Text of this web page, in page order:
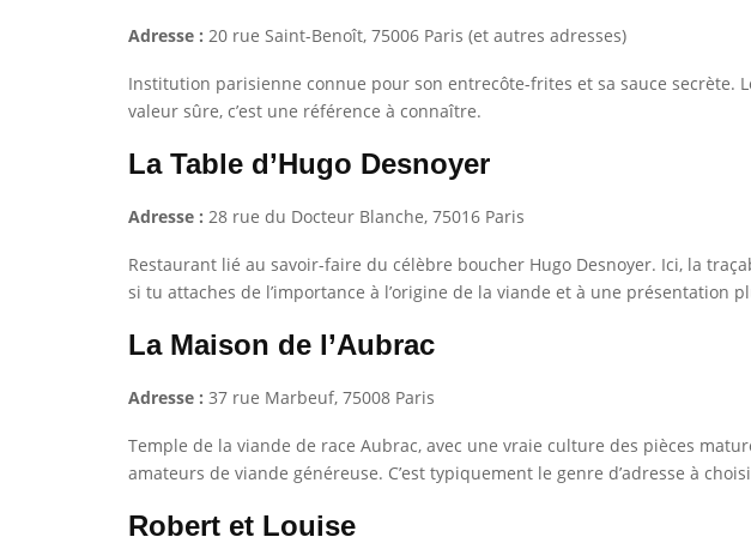
Adresse : 20 rue Saint-Benoît, 75006 Paris (et autres adresses)
Institution parisienne connue pour son entrecôte-frites et sa sauce secrète.
valeur sûre, c’est une référence à connaître.
La Table d’Hugo Desnoyer
Adresse : 28 rue du Docteur Blanche, 75016 Paris
Restaurant lié au savoir-faire du célèbre boucher Hugo Desnoyer. Ici, la
si tu attaches de l’importance à l’origine de la viande et à une présentation
La Maison de l’Aubrac
Adresse : 37 rue Marbeuf, 75008 Paris
Temple de la viande de race Aubrac, avec une vraie culture des pièces
amateurs de viande généreuse. C’est typiquement le genre d’adresse à
Robert et Louise